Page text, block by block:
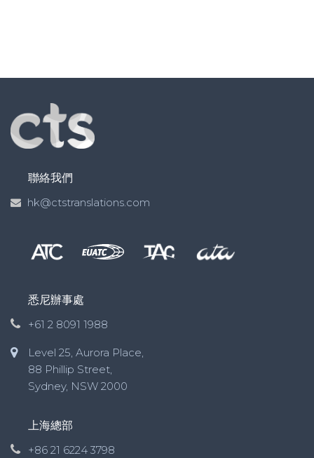
聯絡我們
hk@ctstranslations.com
悉尼辦事處
+61 2 8091 1988
Level 25, Aurora Place,
88 Phillip Street,
Sydney, NSW 2000
上海總部
+86 21 6224 3798